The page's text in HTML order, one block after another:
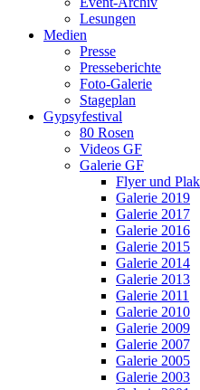
Lesungen
Medien
Presse
Presseberichte
Foto-Galerie
Stageplan
Gypsyfestival
80 Rosen
Videos GF
Galerie GF
Flyer und
Galerie 2019
Galerie 2017
Galerie 2016
Galerie 2015
Galerie 2014
Galerie 2013
Galerie 2011
Galerie 2010
Galerie 2009
Galerie 2007
Galerie 2005
Galerie 2003